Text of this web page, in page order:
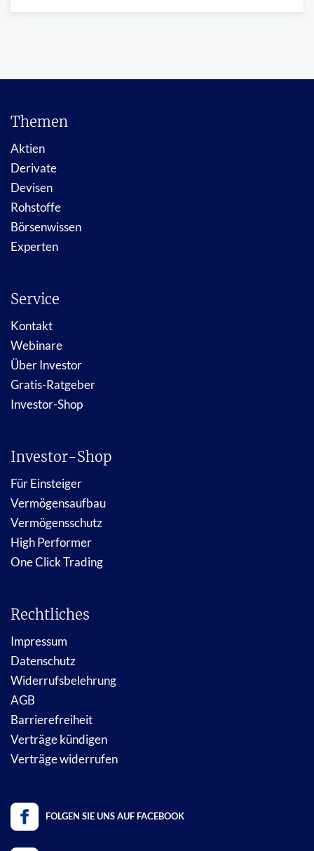
Themen
Aktien
Derivate
Devisen
Rohstoffe
Börsenwissen
Experten
Service
Kontakt
Webinare
Über Investor
Gratis-Ratgeber
Investor-Shop
Investor-Shop
Für Einsteiger
Vermögensaufbau
Vermögensschutz
High Performer
One Click Trading
Rechtliches
Impressum
Datenschutz
Widerrufsbelehrung
AGB
Barrierefreiheit
Verträge kündigen
Verträge widerrufen
FOLGEN SIE UNS AUF FACEBOOK